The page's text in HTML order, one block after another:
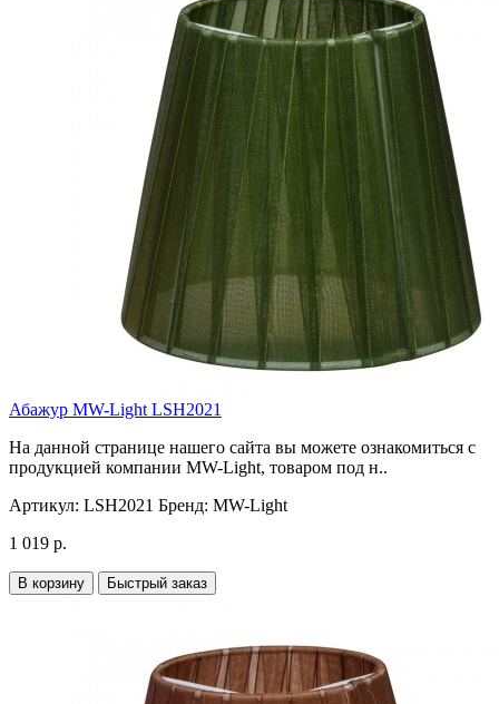
Абажур MW-Light LSH2021
На данной странице нашего сайта вы можете ознакомиться с
продукцией компании MW-Light, товаром под н..
Артикул: LSH2021 Бренд: MW-Light
1 019 р.
В корзину Быстрый заказ